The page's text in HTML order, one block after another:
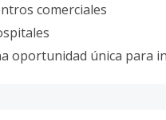
comerciales
oportunidad única para